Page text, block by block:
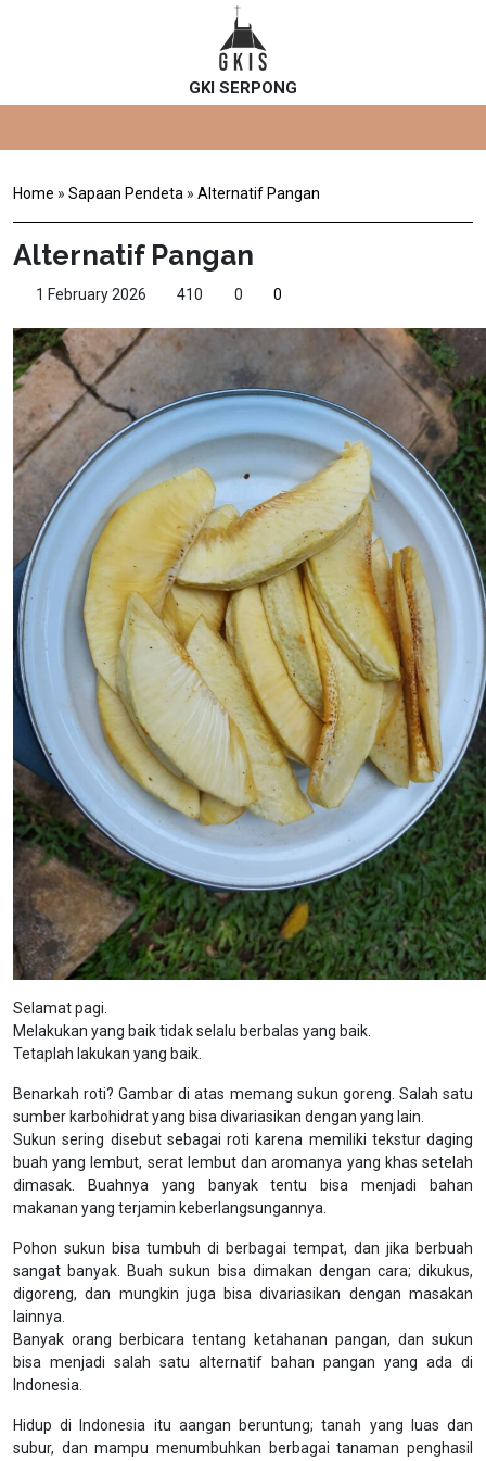
GKI SERPONG
Home » Sapaan Pendeta » Alternatif Pangan
Alternatif Pangan
1 February 2026 410 0 0
Selamat pagi.
Melakukan yang baik tidak selalu berbalas yang baik.
Tetaplah lakukan yang baik.
Benarkah roti? Gambar di atas memang sukun goreng. Salah satu
sumber karbohidrat yang bisa divariasikan dengan yang lain.
Sukun sering disebut sebagai roti karena memiliki tekstur daging
buah yang lembut, serat lembut dan aromanya yang khas setelah
dimasak. Buahnya yang banyak tentu bisa menjadi bahan
makanan yang terjamin keberlangsungannya.
Pohon sukun bisa tumbuh di berbagai tempat, dan jika berbuah
sangat banyak. Buah sukun bisa dimakan dengan cara; dikukus,
digoreng, dan mungkin juga bisa divariasikan dengan masakan
lainnya.
Banyak orang berbicara tentang ketahanan pangan, dan sukun
bisa menjadi salah satu alternatif bahan pangan yang ada di
Indonesia.
Hidup di Indonesia itu aangan beruntung; tanah yang luas dan
subur, dan mampu menumbuhkan berbagai tanaman penghasil